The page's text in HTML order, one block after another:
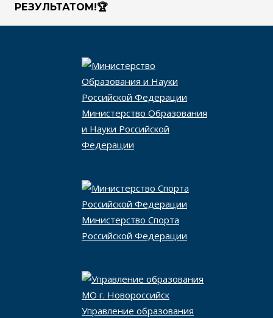
РЕЗУЛЬТАТОМ!🏆
Министерство Образования
и Науки Российской
Федерации
Министерство Спорта
Российской Федерации
Управление образования